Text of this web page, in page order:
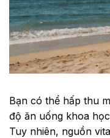
Bạn có thể hấp thu
độ ăn uống khoa
Tuy nhiên, nguồn